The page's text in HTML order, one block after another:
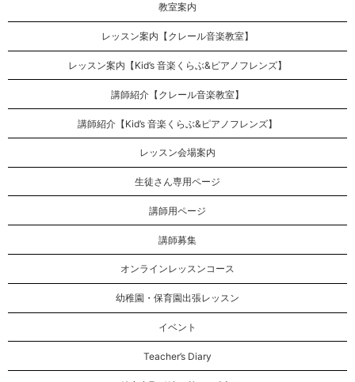
教室案内
レッスン案内【クレール音楽教室】
レッスン案内【Kid’s 音楽くらぶ&ピアノフレンズ】
講師紹介【クレール音楽教室】
講師紹介【Kid’s 音楽くらぶ&ピアノフレンズ】
レッスン会場案内
生徒さん専用ページ
講師用ページ
講師募集
オンラインレッスンコース
幼稚園・保育園出張レッスン
イベント
Teacher’s Diary